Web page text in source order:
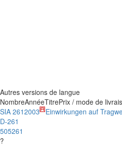
Autres versions de langue
NombreAnnéeTitrePrix / mode de
SIA 261
D-261
505261
?
2003 Einwirkungen auf